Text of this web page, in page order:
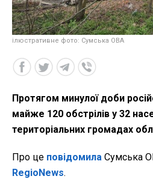
ілюстративне фото: Сумська ОВА
Протягом минулої доби
майже 120 обстрілів у 32
територіальних громадах
Про це повідомила Сумська
RegioNews.